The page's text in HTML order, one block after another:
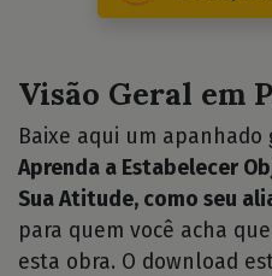
Visão Geral em
Baixe aqui um
Aprenda a Estabelecer
Sua Atitude, como seu
para quem você acha
esta obra. O download